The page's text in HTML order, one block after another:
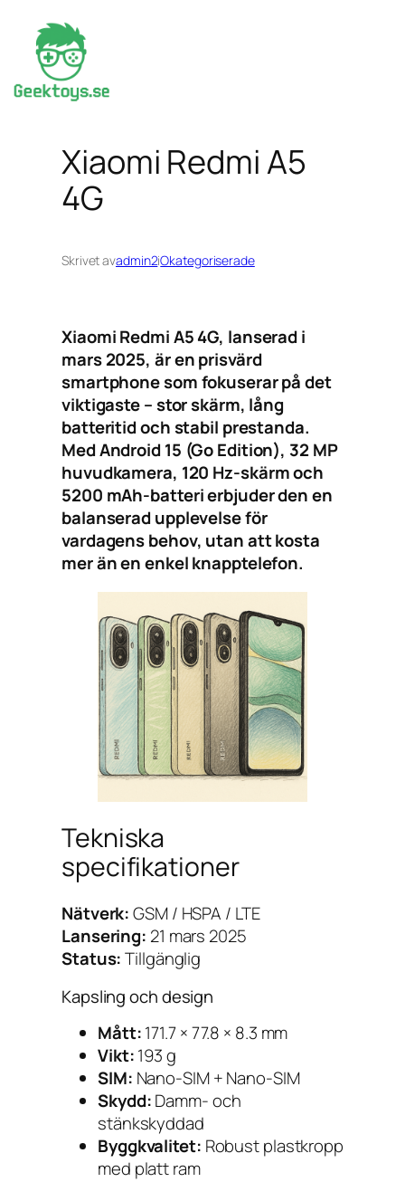
Hoppa
innehåll
Xiaomi Redmi A5
4G
Skrivet avadmin2iOkategoriserade
Xiaomi Redmi A5 4G, lanserad i
mars 2025, är en prisvärd
smartphone som fokuserar på det
viktigaste – stor skärm, lång
batteritid och stabil prestanda.
Med Android 15 (Go Edition), 32 MP
huvudkamera, 120 Hz-skärm och
5200 mAh-batteri erbjuder den en
balanserad upplevelse för
vardagens behov, utan att kosta
mer än en enkel knapptelefon.
Tekniska
specifikationer
Nätverk:GSM / HSPA / LTE
Lansering: 21 mars 2025
Status:Tillgänglig
Kapsling och design
Mått:171.7 × 77.8 × 8.3 mm
Vikt:193 g
SIM: Nano-SIM + Nano-SIM
Skydd:Damm- och
stänkskyddad
Byggkvalitet: Robust plastkropp
med platt ram